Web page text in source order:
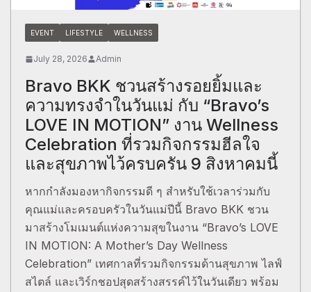
EVENT LIFESTYLE WELLNESS
July 28, 2026 Admin
Bravo BKK ชวนสร้างรอยยิ้มและ
ความทรงจำในวันแม่ กับ “Bravo’s
LOVE IN MOTION” งาน Wellness
Celebration ที่รวมกิจกรรมฮีลใจ
และสุขภาพไว้ครบครัน 9 สิงหาคมนี้
หากกำลังมองหากิจกรรมดี ๆ สำหรับใช้เวลาร่วมกับ
คุณแม่และครอบครัวในวันแม่ปีนี้ Bravo BKK ชวน
มาสร้างโมเมนต์แห่งความสุขในงาน “Bravo’s LOVE
IN MOTION: A Mother’s Day Wellness
Celebration” เทศกาลที่รวมกิจกรรมด้านสุขภาพ ไลฟ์
สไตล์ และเวิร์กชอปสุดสร้างสรรค์ไว้ในวันเดียว พร้อม